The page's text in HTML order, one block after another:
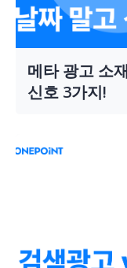
메타 광고 소
신호 3가지!